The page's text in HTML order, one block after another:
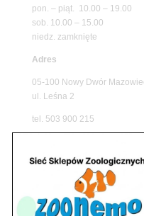
pon. – piąt. 10.00 – 19.00
sob. 10.00 – 15.00
niedz. zamknięte
Adres
05-100 Nowy Dwór
ul. Leśna 2
tel. 503 900 215
pon. – piąt. 10.00 – 19.00
sob. 8.00 – 15.00
niedz. zamknięte